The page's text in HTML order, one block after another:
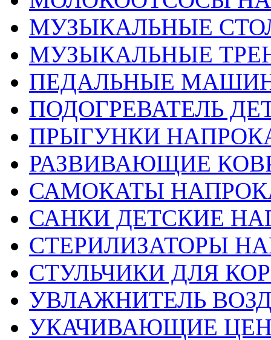
МУЗЫКАЛЬНЫЕ
МУЗЫКАЛЬНЫЕ
ПЕДАЛЬНЫЕ
ПОДОГРЕВАТЕЛЬ
ПРЫГУНКИ
РАЗВИВАЮЩИЕ
САМОКАТЫ
САНКИ ДЕТСКИЕ
СТЕРИЛИЗАТОРЫ
СТУЛЬЧИКИ ДЛЯ
УВЛАЖНИТЕЛЬ
УКАЧИВАЮЩИЕ